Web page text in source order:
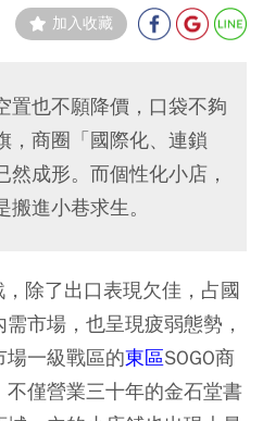
加入收藏
置也不願降價，口袋不夠
，商圈「國際化、連鎖
成形。而個性化小店，
進小巷求生。
除了出口表現欠佳，占國
市場，也呈現疲弱態勢，
場一級戰區的東區SOGO商
不僅營業三十年的金石堂書